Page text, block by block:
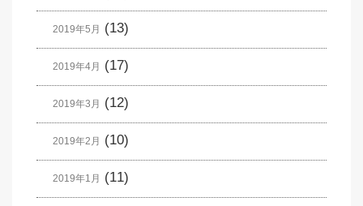
2019年5月 (13)
2019年4月 (17)
2019年3月 (12)
2019年2月 (10)
2019年1月 (11)